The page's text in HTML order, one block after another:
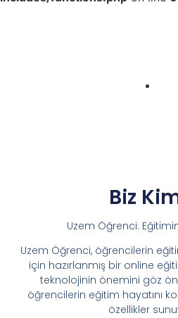
Biz
Uzem Öğrenci:
Uzem Öğrenci, öğrencilerin
için hazırlanmış bir online
teknolojinin önemini göz
öğrencilerin eğitim hayatını
özellikler